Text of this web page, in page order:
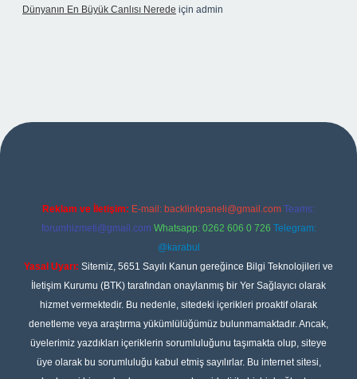
Dünyanın En Büyük Canlısı Nerede için admin
giriş
Reklam ve İletişim: E-mail: backlinkpaneli@gmail.com Teams:
forumhizmeti@gmail.com Whatsapp: 0262 606 0 726 Telegram:
@karabul
Yasal Uyarı: Sitemiz, 5651 Sayılı Kanun gereğince Bilgi Teknolojileri ve
İletişim Kurumu (BTK) tarafından onaylanmış bir Yer Sağlayıcı olarak
hizmet vermektedir. Bu nedenle, sitedeki içerikleri proaktif olarak
denetleme veya araştırma yükümlülüğümüz bulunmamaktadır. Ancak,
üyelerimiz yazdıkları içeriklerin sorumluluğunu taşımakta olup, siteye
üye olarak bu sorumluluğu kabul etmiş sayılırlar. Bu internet sitesi,